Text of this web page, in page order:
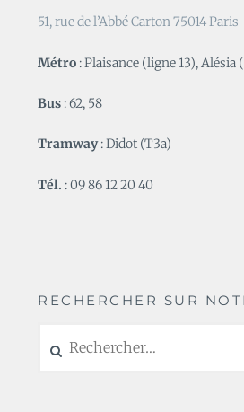
51, rue de l’Abbé Carton 75014 Paris
Métro : Plaisance (ligne 13), Alésia
Bus : 62, 58
Tramway: Didot (T3a)
Tél. : 09 86 12 20 40
RECHERCHER SUR